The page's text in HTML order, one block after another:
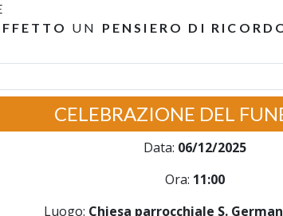
UN PENSIERO DI
CELEBRAZIONE DEL
Data: 06/12/2025
Ora: 11:00
Luogo: Chiesa parrocchiale S.